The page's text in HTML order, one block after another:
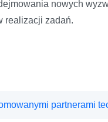
nowych
realizacji zadań.
partnerami